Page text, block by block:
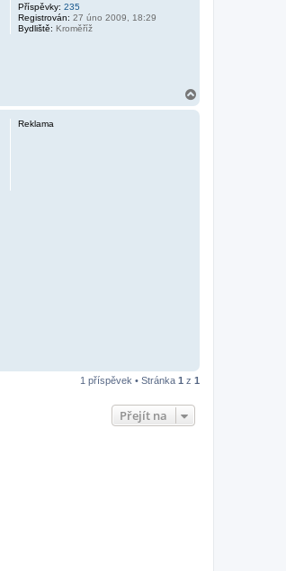
Příspěvky: 235
Registrován: 27 úno 2009, 18:29
Bydliště: Kroměříž
Reklama
1 příspěvek • Stránka 1 z 1
Přejít na